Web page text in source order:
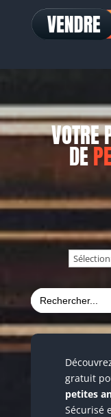
VOTRE
DE
Search
for:
gratuit
petites
Sécurisé